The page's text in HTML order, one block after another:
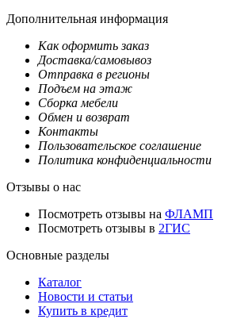
Дополнительная информация
Как оформить заказ
Доставка/самовывоз
Отправка в регионы
Подъем на этаж
Сборка мебели
Обмен и возврат
Контакты
Пользовательское соглашение
Политика конфиденциальности
Отзывы о нас
Посмотреть отзывы на ФЛАМП
Посмотреть отзывы в 2ГИС
Основные разделы
Каталог
Новости и статьи
Купить в кредит